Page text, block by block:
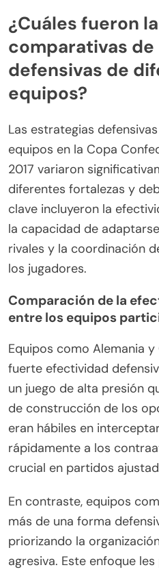
¿Cuáles fueron
comparativas
defensivas de
equipos?
Las estrategias
equipos en la Copa
2017 variaron
diferentes fortalezas y
clave incluyeron la
la capacidad de
rivales y la coordinación
los jugadores.
Comparación de la
entre los equipos
Equipos como Alemania
fuerte efectividad
un juego de alta presión
de construcción de los
eran hábiles en
rápidamente a los
crucial en partidos
En contraste, equipos
más de una forma
priorizando la
agresiva. Este enfoque